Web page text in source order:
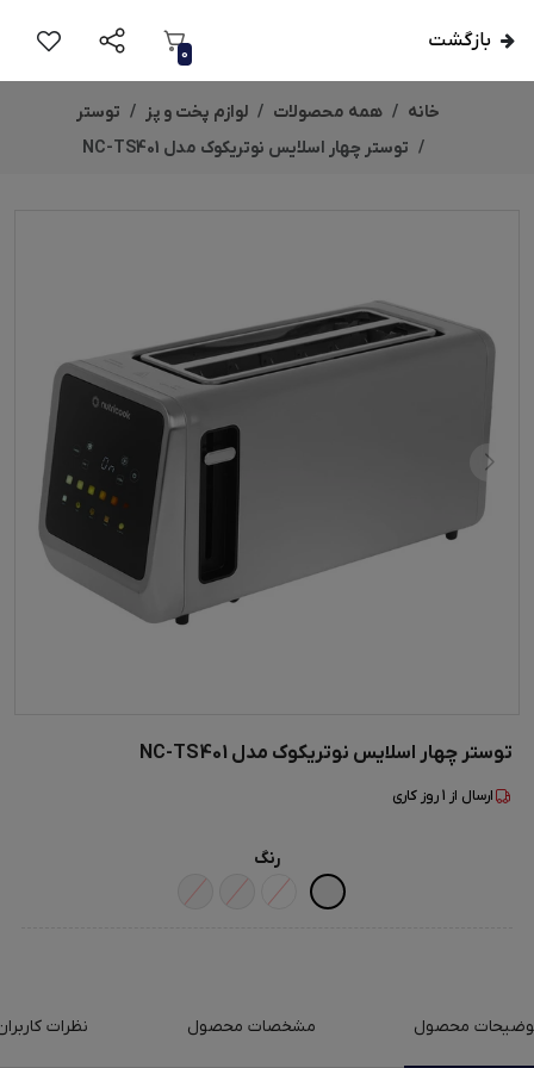
بازگشت
0
خانه همه محصولات لوازم پخت و پز
توستر
توستر چهار اسلایس نوتریکوک مدل NC-TS401
توستر چهار اسلایس نوتریکوک مدل NC-TS401
ارسال از 1روز کاری
رنگ
محصول مشخصات محصول نظرات